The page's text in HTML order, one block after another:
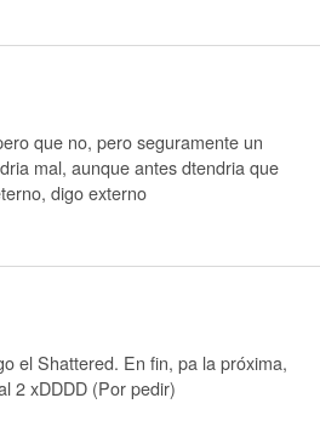
que no, pero seguramente un
mal, aunque antes dtendria que
digo externo
el Shattered. En fin, pa la próxima,
2 xDDDD (Por pedir)